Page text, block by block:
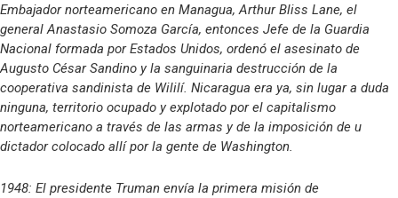
Embajador norteamericano en Managua, Arthur Bliss Lane, el
general Anastasio Somoza García, entonces Jefe de la Guardia
Nacional formada por Estados Unidos, ordenó el asesinato de
Augusto César Sandino y la sanguinaria destrucción de la
cooperativa sandinista de Wililí. Nicaragua era ya, sin lugar a duda
ninguna, territorio ocupado y explotado por el capitalismo
norteamericano a través de las armas y de la imposición de u
dictador colocado allí por la gente de Washington.
1948: El presidente Truman envía la primera misión de